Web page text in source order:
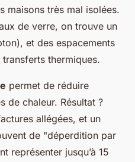
maisons très mal isolées.
de verre, on trouve un
et des espacements
thermiques.
permet de réduire
de chaleur. Résultat ?
allégées, et un
de "déperdition par
représenter jusqu’à 15